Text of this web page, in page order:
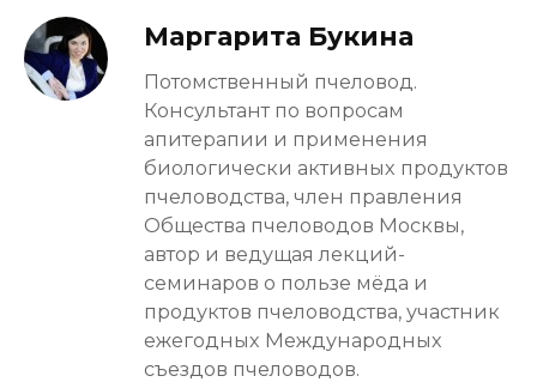
Маргарита Букина
Потомственный пчеловод.
Консультант по вопросам
апитерапии и применения
биологически активных продуктов
пчеловодства, член правления
Общества пчеловодов Москвы,
автор и ведущая лекций-
семинаров о пользе мёда и
продуктов пчеловодства, участник
ежегодных Международных
съездов пчеловодов.